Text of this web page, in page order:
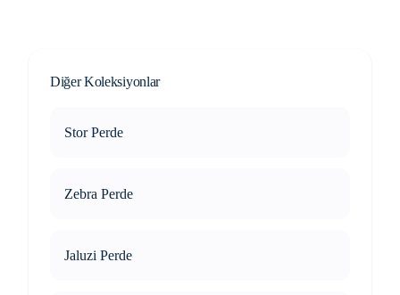
Diğer Koleksiyonlar
Stor Perde
Zebra Perde
Jaluzi Perde